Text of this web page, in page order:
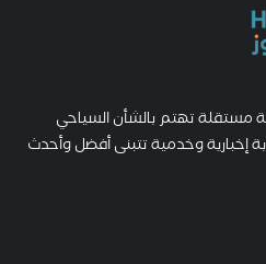
مستقلة تهتم بالشأن السياحي
إخبارية وخدمية تتبنى أفضل وأحدث